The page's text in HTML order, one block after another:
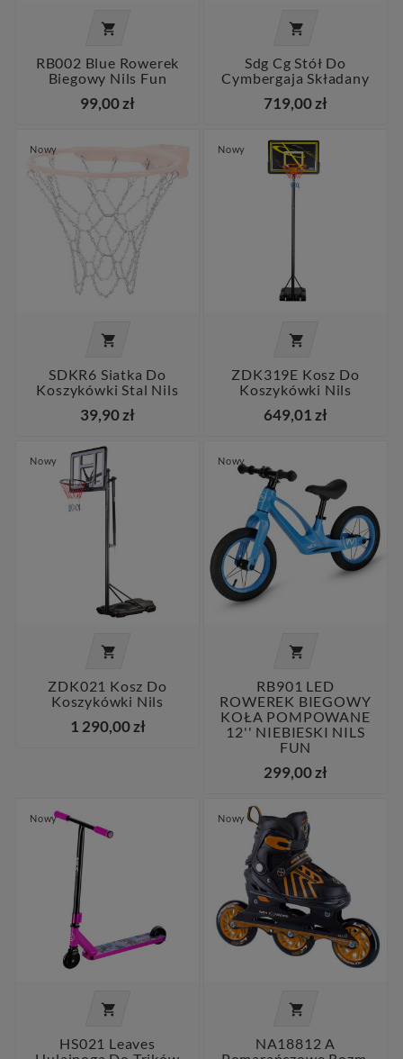

RB002 Blue Rowerek
Biegowy Nils Fun
99,00 zł

Sdg Cg Stół Do
Cymbergaja Składany
719,00 zł
Nowy

SDKR6 Siatka Do
Koszykówki Stal Nils
39,90 zł
Nowy

ZDK319E Kosz Do
Koszykówki Nils
649,01 zł
Nowy

ZDK021 Kosz Do
Koszykówki Nils
1 290,00 zł
Nowy

RB901 LED
ROWEREK BIEGOWY
KOŁA POMPOWANE
12'' NIEBIESKI NILS
FUN
299,00 zł
Nowy

HS021 Leaves
Nowy

NA18812 A